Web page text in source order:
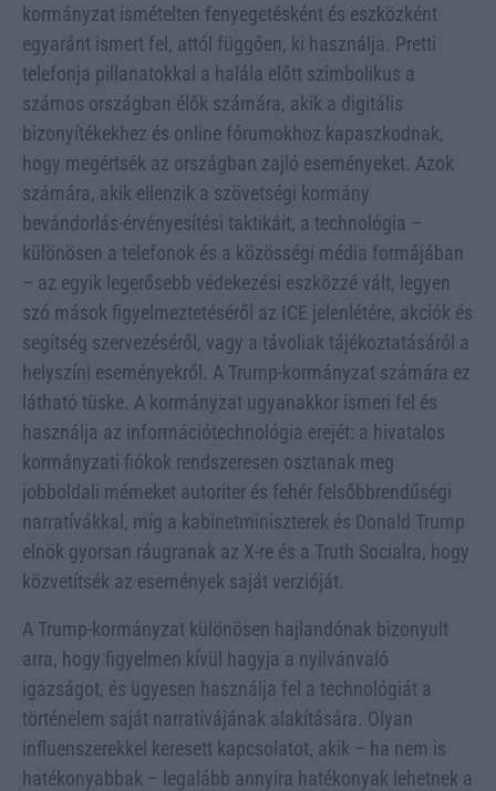
kormányzat ismételten fenyegetésként és eszközként
egyaránt ismert fel, attól függően, ki használja. Pretti
telefonja pillanatokkal a halála előtt szimbolikus a
számos országban élők számára, akik a digitális
bizonyítékekhez és online fórumokhoz kapaszkodnak,
hogy megértsék az országban zajló eseményeket. Azok
számára, akik ellenzik a szövetségi kormány
bevándorlás-érvényesítési taktikáit, a technológia –
különösen a telefonok és a közösségi média formájában
– az egyik legerősebb védekezési eszközzé vált, legyen
szó mások figyelmeztetéséről az ICE jelenlétére, akciók és
segítség szervezéséről, vagy a távoliak tájékoztatásáról a
helyszíni eseményekről. A Trump-kormányzat számára ez
látható tüske. A kormányzat ugyanakkor ismeri fel és
használja az információtechnológia erejét: a hivatalos
kormányzati fiókok rendszeresen osztanak meg
jobboldali mémeket autoriter és fehér felsőbbrendűségi
narratívákkal, míg a kabinetminiszterek és Donald Trump
elnök gyorsan ráugranak az X-re és a Truth Socialra, hogy
közvetítsék az események saját verzióját.
A Trump-kormányzat különösen hajlandónak bizonyult
arra, hogy figyelmen kívül hagyja a nyilvánvaló
igazságot, és ügyesen használja fel a technológiát a
történelem saját narratívájának alakítására. Olyan
influenszerekkel keresett kapcsolatot, akik – ha nem is
hatékonyabbak – legalább annyira hatékonyak lehetnek a